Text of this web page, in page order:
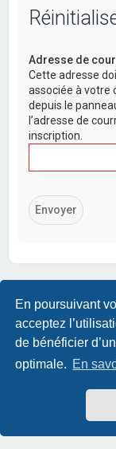
En poursuivant
acceptez
de bénéficier
optimale. En
Adresse de
Cette adresse
associée à votre
depuis le
l’adresse de
inscription.
Powered by phpBB™
Traduction